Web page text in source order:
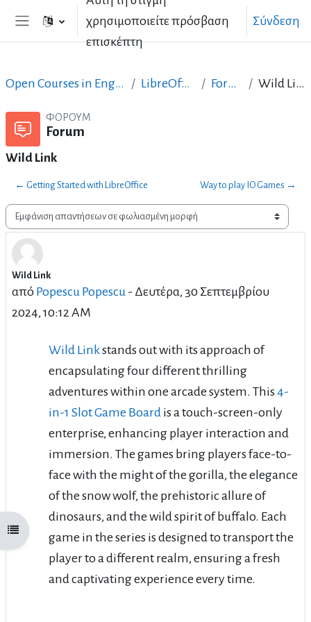
Μετάβαση στο κεντρικό περιεχόμενο
Πλευρικός πίνακας
χρησιμοποιείτε πρόσβαση
επισκέπτη
Σύνδεση
Άνοιγμα ευρετηρίου μαθήματος
Open Courses in English LibreOffice Forum Wild Link
ΦΌΡΟΥΜ
Forum
Wild Link
← Getting Started with LibreOffice Way to play IO Games →
Λειτουργία εμφάνισης
Wild Link
από Popescu Popescu - Δευτέρα, 30 Σεπτεμβρίου
2024, 10:12 AM
Αριθμός απαντήσεων: 2
Wild Linkstands out with its approach of
encapsulating four different thrilling
adventures within one arcade system. This 4-
in-1 Slot Game Board is a touch-screen-only
enterprise, enhancing player interaction and
immersion. The games bring players face-to-
face with the might of the gorilla, the elegance
of the snow wolf, the prehistoric allure of
dinosaurs, and the wild spirit of buffalo. Each
game in the series is designed to transport the
player to a different realm, ensuring a fresh
and captivating experience every time.